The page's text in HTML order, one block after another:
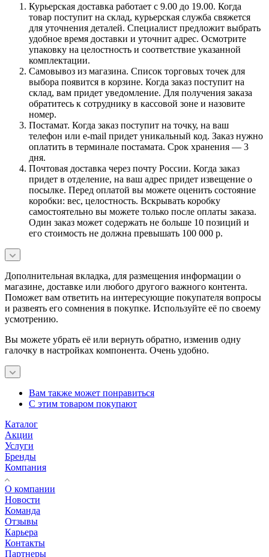
Курьерская доставка работает с 9.00 до 19.00. Когда
товар поступит на склад, курьерская служба свяжется
для уточнения деталей. Специалист предложит выбрать
удобное время доставки и уточнит адрес. Осмотрите
упаковку на целостность и соответствие указанной
комплектации.
Самовывоз из магазина. Список торговых точек для
выбора появится в корзине. Когда заказ поступит на
склад, вам придет уведомление. Для получения заказа
обратитесь к сотруднику в кассовой зоне и назовите
номер.
Постамат. Когда заказ поступит на точку, на ваш
телефон или e-mail придет уникальный код. Заказ нужно
оплатить в терминале постамата. Срок хранения — 3
дня.
Почтовая доставка через почту России. Когда заказ
придет в отделение, на ваш адрес придет извещение о
посылке. Перед оплатой вы можете оценить состояние
коробки: вес, целостность. Вскрывать коробку
самостоятельно вы можете только после оплаты заказа.
Один заказ может содержать не больше 10 позиций и
его стоимость не должна превышать 100 000 р.
Дополнительная вкладка, для размещения информации о
магазине, доставке или любого другого важного контента.
Поможет вам ответить на интересующие покупателя вопросы
и развеять его сомнения в покупке. Используйте её по своему
усмотрению.
Вы можете убрать её или вернуть обратно, изменив одну
галочку в настройках компонента. Очень удобно.
Вам также может понравиться
С этим товаром покупают
Каталог
Акции
Услуги
Бренды
Компания
О компании
Новости
Команда
Отзывы
Карьера
Контакты
Партнеры